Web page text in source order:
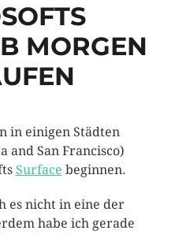
MORGEN
in einigen Städten
and San Francisco)
Surface beginnen.
es nicht in eine der
habe ich gerade